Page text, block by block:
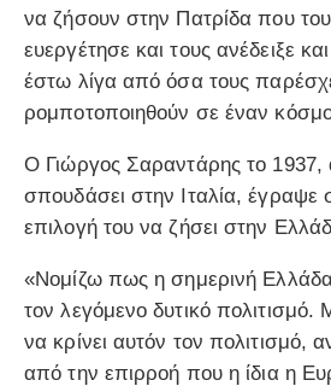
να ζήσουν στην Πατρίδα που
ευεργέτησε και τους ανέδειξε
έστω λίγα από όσα τους
ρομποτοποιηθούν σε έναν
Ο Γιώργος Σαραντάρης το 1937,
σπουδάσει στην Ιταλία, έγραψε
επιλογή του να ζήσει στην
«Νομίζω πως η σημερινή Ελλάδα
τον λεγόμενο δυτικό πολιτισμό.
να κρίνει αυτόν τον πολιτισμό,
από την επιρροή που η ίδια η